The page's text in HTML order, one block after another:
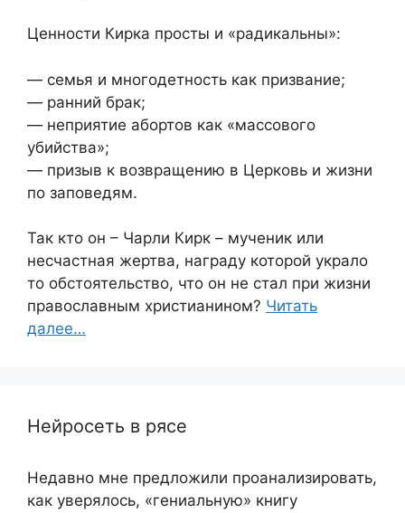
Ценности Кирка просты и «радикальны»:
— семья и многодетность как призвание;
— ранний брак;
— неприятие абортов как «массового
убийства»;
— призыв к возвращению в Церковь и жизни
по заповедям.
Так кто он – Чарли Кирк – мученик или
несчастная жертва, награду которой украло
то обстоятельство, что он не стал при жизни
православным христианином? Читать
далее…
Нейросеть в рясе
Недавно мне предложили проанализировать,
как уверялось, «гениальную» книгу